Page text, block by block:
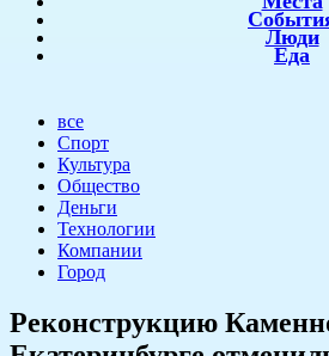
Люди
Еда
все
Спорт
Культура
Общество
Деньги
Технологии
Компании
Город
Реконструкцию